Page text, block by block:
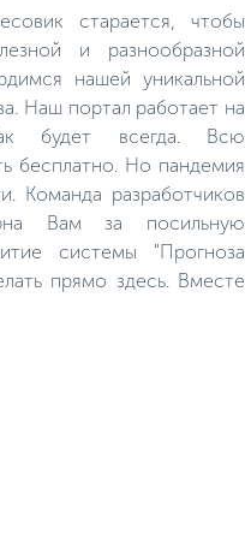
старается, чтобы
и разнообразной
нашей уникальной
Наш портал работает на
будет всегда. Всю
бесплатно. Но пандемия
Команда разработчиков
Вам за посильную
системы "Прогноза
прямо здесь. Вместе